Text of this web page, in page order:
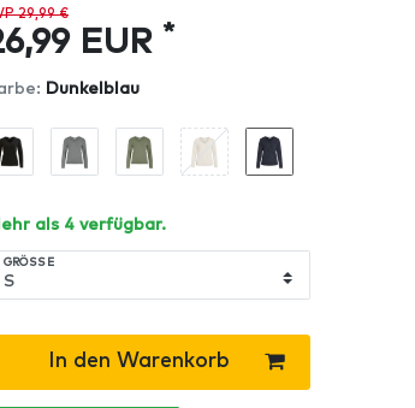
29,99 €
EUR *
Dunkelblau
als 4 verfügbar.
GRÖSSE
In den Warenkorb